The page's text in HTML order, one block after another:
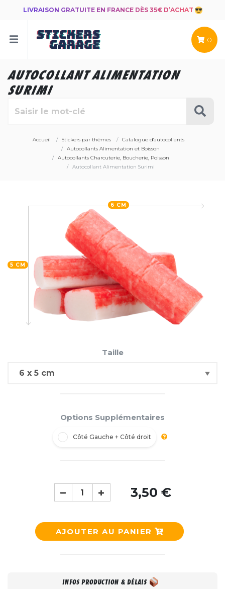
LIVRAISON GRATUITE EN FRANCE DÈS 35€ D’ACHAT
0
AUTOCOLLANT ALIMENTATION
SURIMI
Accueil Stickers par thèmes
Catalogue d'autocollants
Autocollants Alimentation et Boisson
Autocollants Charcuterie, Boucherie, Poisson
Autocollant Alimentation Surimi
5 CM
6 CM
Taille
Options Supplémentaires
Côté Gauche + Côté droit
3,50 €
AJOUTER AU PANIER
INFOS PRODUCTION & DÉLAIS